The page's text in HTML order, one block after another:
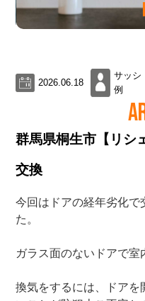
2026.06.18
サッシ
例
群馬県桐生市【リシ
交換